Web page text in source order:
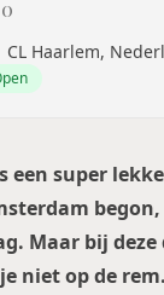
CL Haarlem,
een super
Maar bij
niet op de